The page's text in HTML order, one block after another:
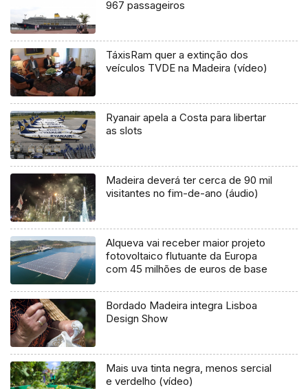
967 passageiros
TáxisRam quer a extinção dos
veículos TVDE na Madeira (vídeo)
Ryanair apela a Costa para libertar
as slots
Madeira deverá ter cerca de 90 mil
visitantes no fim-de-ano (áudio)
Alqueva vai receber maior projeto
fotovoltaico flutuante da Europa
com 45 milhões de euros de base
Bordado Madeira integra Lisboa
Design Show
Mais uva tinta negra, menos sercial
e verdelho (vídeo)